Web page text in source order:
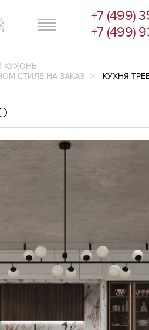
+7 (499)
+7 (499)
КУХОНЬ
СТИЛЕ НА ЗАКАЗ
КУХНЯ